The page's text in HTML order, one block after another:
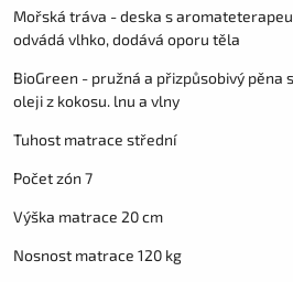
Mořská tráva - deska s
odvádá vlhko, dodává oporu těla
BioGreen - pružná a přizpůsobivý pěna
oleji z kokosu. lnu a vlny
Tuhost matrace střední
Počet zón 7
Výška matrace 20 cm
Nosnost matrace 120 kg